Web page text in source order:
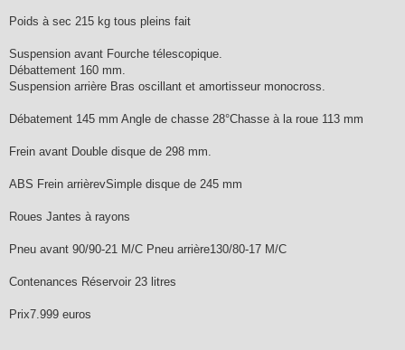
Poids à sec 215 kg tous pleins fait
Suspension avant Fourche télescopique.
Débattement 160 mm.
Suspension arrière Bras oscillant et amortisseur monocross.
Débatement 145 mm Angle de chasse 28°Chasse à la roue 113 mm
Frein avant Double disque de 298 mm.
ABS Frein arrièrevSimple disque de 245 mm
Roues Jantes à rayons
Pneu avant 90/90-21 M/C Pneu arrière130/80-17 M/C
Contenances Réservoir 23 litres
Prix7.999 euros